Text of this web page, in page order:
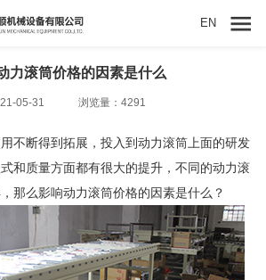
EN
力滚筒价格的因素是什么
05-31 浏览量：4291
不断得到拓展，投入到动力滚筒上面的研发
和质量方面都有很大的提升，不同的动力滚
那么影响动力滚筒价格的因素是什么？